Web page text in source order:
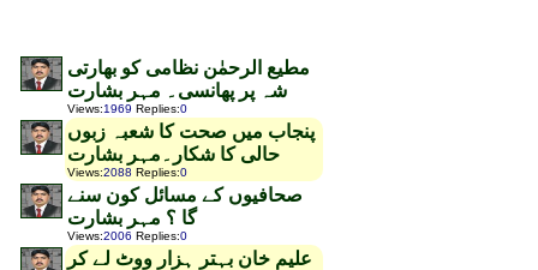
مطیع الرحمٰن نظامی کو بھارتی
شہ پر پھانسی۔ مہر بشارت
Views:1969 Replies:0
پنجاب میں صحت کا شعبہ زبوں
حالی کا شکار۔مہر بشارت
Views:2088 Replies:0
صحافیوں کے مسائل کون سنے
گا ؟ مہر بشارت
Views:2006 Replies:0
علیم خان بہتر ہزار ووٹ لے کر